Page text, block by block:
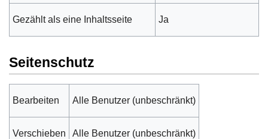
Gezählt als eine Inhaltsseite Ja
Seitenschutz
Bearbeiten Alle Benutzer (unbeschränkt)
Verschieben Alle Benutzer (unbeschränkt)